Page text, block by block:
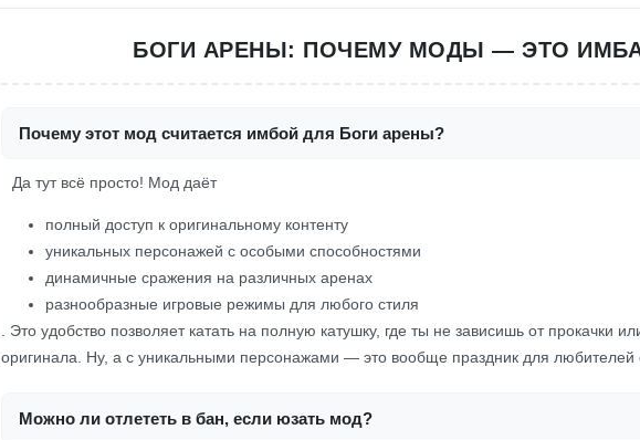
БОГИ АРЕНЫ: ПОЧЕМУ МОДЫ — ЭТО
Почему этот мод считается имбой для Боги арены?
Да тут всё просто! Мод даёт
полный доступ к оригинальному контенту
уникальных персонажей с особыми способностями
динамичные сражения на различных аренах
разнообразные игровые режимы для любого стиля
. Это удобство позволяет катать на полную катушку, где ты не зависишь от прокачки
оригинала. Ну, а с уникальными персонажами — это вообще праздник для любителей
Можно ли отлететь в бан, если юзать мод?